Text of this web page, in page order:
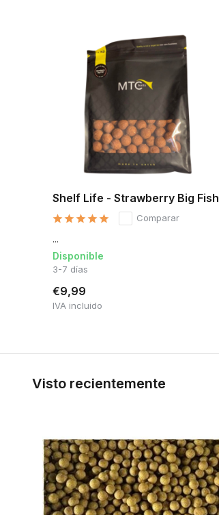
Shelf Life - Strawberry Big Fish
Comparar
...
Disponible
3-7 días
€9,99
IVA incluido
Visto recientemente